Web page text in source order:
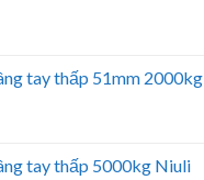
tay thấp 51mm 2000kg
tay thấp 5000kg Niuli